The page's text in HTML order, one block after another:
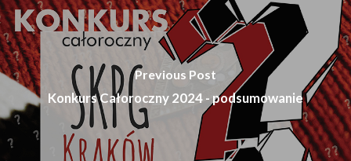
Previous Post
Konkurs Całoroczny 2024 - podsumowanie